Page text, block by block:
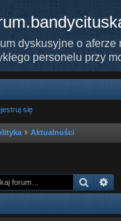
dyskusyjne o
personelu przy
się
Aktualności
Szukaj